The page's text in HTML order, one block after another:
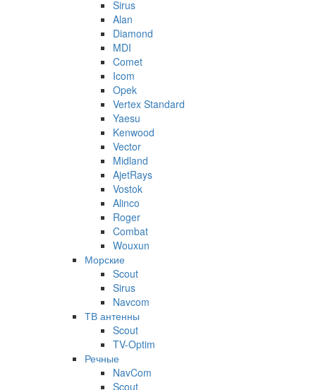
Sirus
Alan
Diamond
MDI
Comet
Icom
Opek
Vertex Standard
Yaesu
Kenwood
Vector
Midland
AjetRays
Vostok
Alinco
Roger
Combat
Wouxun
Морские
Scout
Sirus
Navcom
ТВ антенны
Scout
TV-Optim
Речные
NavCom
Scout